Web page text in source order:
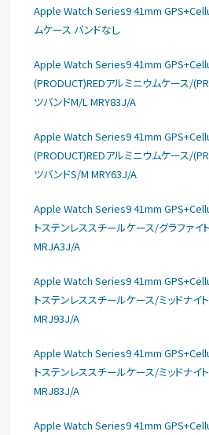
Apple Watch Series9 41mm
ムケース バンドなし
Apple Watch Series9 41mm
(PRODUCT)REDアルミニウムケース/
ツバンドM/L MRY83J/A
Apple Watch Series9 41mm
(PRODUCT)REDアルミニウムケース/
ツバンドS/M MRY63J/A
Apple Watch Series9 41mm
トステンレススチールケース/グラファイ
MRJA3J/A
Apple Watch Series9 41mm
トステンレススチールケース/ミッドナイ
MRJ93J/A
Apple Watch Series9 41mm
トステンレススチールケース/ミッドナイ
MRJ83J/A
Apple Watch Series9 41mm